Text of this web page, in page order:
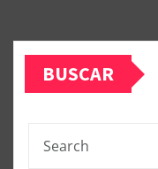
BUSCAR